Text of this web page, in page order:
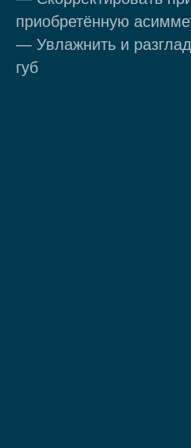
приобретённую
— Увлажнить и
губ